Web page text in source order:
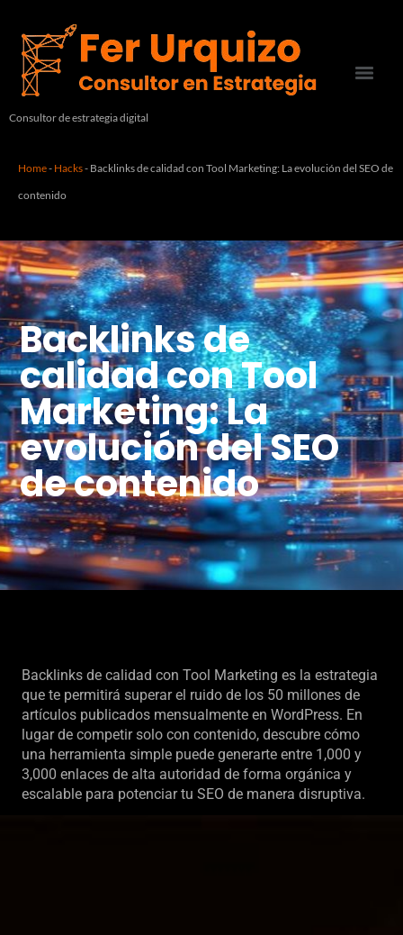
Consultor de estrategia digital
Home- Hacks- Backlinks de calidad con Tool Marketing: La evolución del SEO de
contenido
Backlinks de
calidad con Tool
Marketing: La
evolución del SEO
de contenido
Backlinks de calidad con Tool Marketing es la estrategia
que te permitirá superar el ruido de los 50 millones de
artículos publicados mensualmente en WordPress. En
lugar de competir solo con contenido, descubre cómo
una herramienta simple puede generarte entre 1,000 y
3,000 enlaces de alta autoridad de forma orgánica y
escalable para potenciar tu SEO de manera disruptiva.